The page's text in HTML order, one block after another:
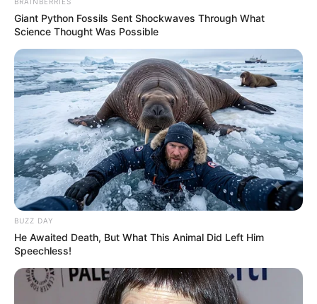
Giant Python Fossils Sent Shockwaves Through What
Science Thought Was Possible
BUZZ DAY
He Awaited Death, But What This Animal Did Left Him
Speechless!